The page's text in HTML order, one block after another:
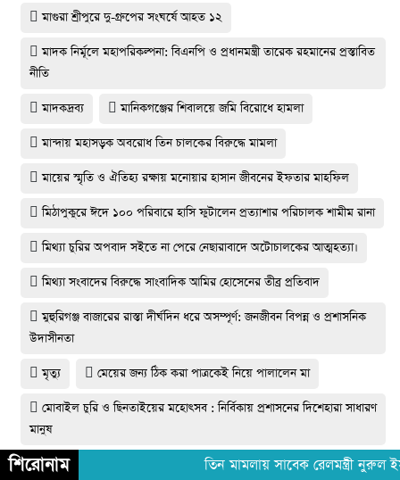
মাগুরা শ্রীপুরে দু-গ্রুপের সংঘর্ষে আহত ১২
মাদক নির্মূলে মহাপরিকল্পনা: বিএনপি ও প্রধানমন্ত্রী তারেক রহমানের প্রস্তাবিত
নীতি
মাদকদ্রব্য মানিকগঞ্জের শিবালয়ে জমি বিরোধে হামলা
মান্দায় মহাসড়ক অবরোধ তিন চালকের বিরুদ্ধে মামলা
মায়ের স্মৃতি ও ঐতিহ্য রক্ষায় মনোয়ার হাসান জীবনের ইফতার মাহফিল
মিঠাপুকুরে ঈদে ১০০ পরিবারে হাসি ফুটালেন প্রত্যাশার পরিচালক শামীম রানা
মিথ্যা চুরির অপবাদ সইতে না পেরে নেছারাবাদে অটোচালকের আত্মহত্যা।
মিথ্যা সংবাদের বিরুদ্ধে সাংবাদিক আমির হোসেনের তীব্র প্রতিবাদ
মুহুরিগঞ্জ বাজারের রাস্তা দীর্ঘদিন ধরে অসম্পূর্ণ: জনজীবন বিপন্ন ও প্রশাসনিক
উদাসীনতা
মৃত্যু মেয়ের জন্য ঠিক করা পাত্রকেই নিয়ে পালালেন মা
মোবাইল চুরি ও ছিনতাইয়ের মহোৎসব : নির্বিকায় প্রশাসনের দিশেহারা সাধারণ
মানুষ
মোংলায় কোস্ট গার্ডের অভিযানে ১০ লক্ষ টাকা মূল্যের ১৯৭ বোতল বিদেশী
শিরোনাম তিন মামলায় সাবেক রেলমন্ত্রী নুরুল